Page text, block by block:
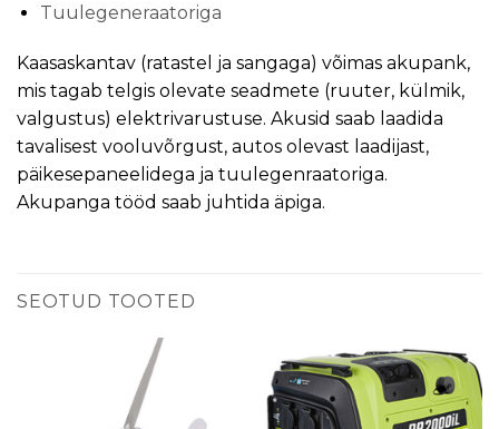
Tuulegeneraatoriga
Kaasaskantav (ratastel ja sangaga) võimas akupank,
mis tagab telgis olevate seadmete (ruuter, külmik,
valgustus) elektrivarustuse. Akusid saab laadida
tavalisest vooluvõrgust, autos olevast laadijast,
päikesepaneelidega ja tuulegenraatoriga.
Akupanga tööd saab juhtida äpiga.
SEOTUD TOOTED